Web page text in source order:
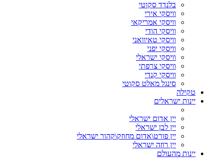
בלנדד סקוטי
וויסקי אירי
וויסקי אמריקאי
וויסקי הודי
וויסקי טאיוואני
וויסקי יפני
וויסקי ישראלי
וויסקי צרפתי
וויסקי קנדי
סינגל מאלט סקוטי
טקילה
יינות ישראלים
יין אדום ישראלי
יין לבן ישראלי
יין פורט\אדום מחוזק\קהור ישראלי
יין רוזה ישראלי
יינות מהעולם